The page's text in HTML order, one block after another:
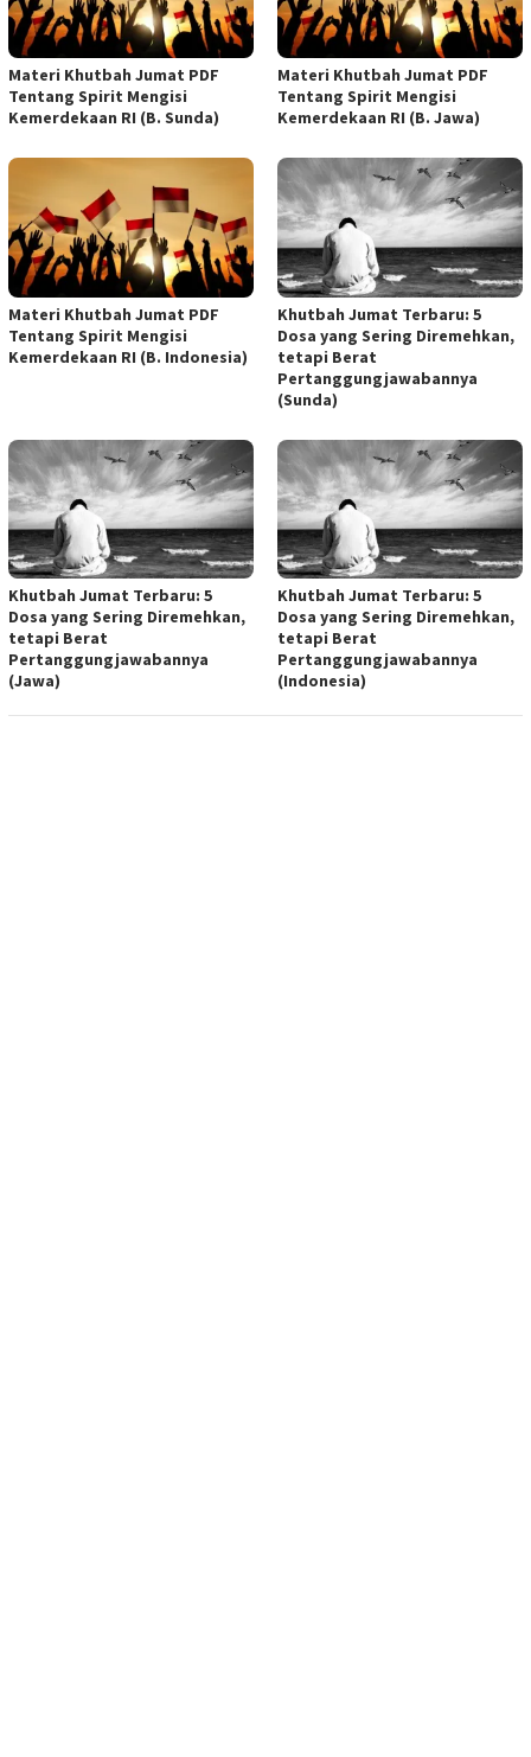
Materi Khutbah Jumat PDF
Tentang Spirit Mengisi
Kemerdekaan RI (B. Sunda)
Materi Khutbah Jumat PDF
Tentang Spirit Mengisi
Kemerdekaan RI (B. Jawa)
Materi Khutbah Jumat PDF
Tentang Spirit Mengisi
Kemerdekaan RI (B. Indonesia)
Khutbah Jumat Terbaru: 5
Dosa yang Sering Diremehkan,
tetapi Berat
Pertanggungjawabannya
(Sunda)
Khutbah Jumat Terbaru: 5
Dosa yang Sering Diremehkan,
tetapi Berat
Pertanggungjawabannya
(Jawa)
Khutbah Jumat Terbaru: 5
Dosa yang Sering Diremehkan,
tetapi Berat
Pertanggungjawabannya
(Indonesia)